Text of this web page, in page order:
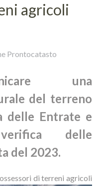
agricoli
Prontocatasto
una
del terreno
delle Entrate e
delle
del 2023.
di terreni agricoli